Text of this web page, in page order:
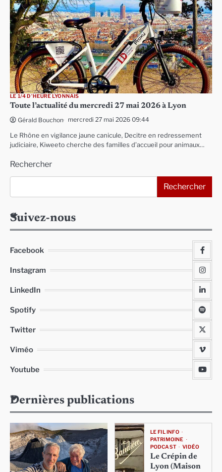
LE 1/4 D'HEURE LYONNAIS
Toute l’actualité du mercredi 27 mai 2026 à Lyon
Gérald Bouchon mercredi 27 mai 2026 09:44
Le Rhône en vigilance jaune canicule, Decitre en redressement
judiciaire, Kiweeto cherche des familles d’accueil pour animaux…
Rechercher
Rechercher
Suivez-nous
Facebook
Instagram
LinkedIn
Spotify
Twitter
Viméo
Youtube
Dernières publications
LE FIL INFO
PATRIMOINE
PODCAST
VIDÉO
Le Crépin de
Lyon (Maison